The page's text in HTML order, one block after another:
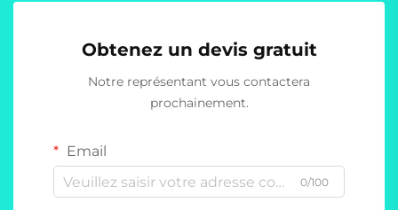
Obtenez un devis gratuit
Notre représentant vous contactera
prochainement.
Email
0/100